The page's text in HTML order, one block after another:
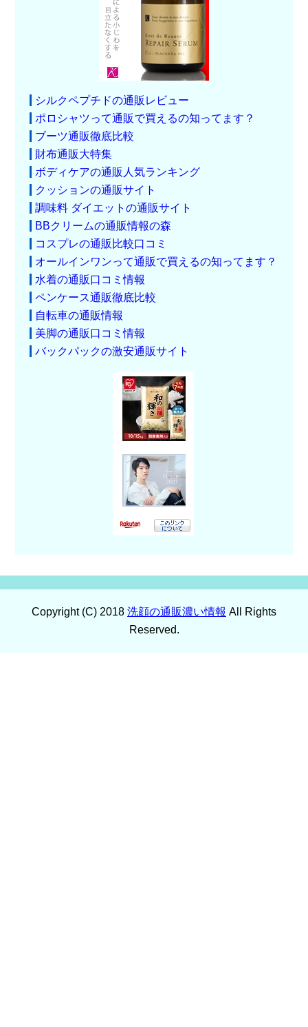
シルクペプチドの通販レビュー
ポロシャツって通販で買えるの知ってます？
ブーツ通販徹底比較
財布通販大特集
ボディケアの通販人気ランキング
クッションの通販サイト
調味料 ダイエットの通販サイト
BBクリームの通販情報の森
コスプレの通販比較口コミ
オールインワンって通販で買えるの知ってます？
水着の通販口コミ情報
ペンケース通販徹底比較
自転車の通販情報
美脚の通販口コミ情報
バックパックの激安通販サイト
Copyright (C) 2018 洗顔の通販濃い情報 All Rights
Reserved.